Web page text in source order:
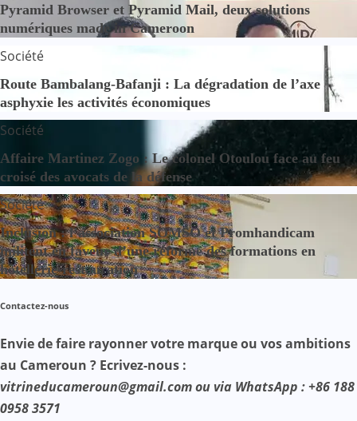
Pyramid Browser et Pyramid Mail, deux solutions
numériques made in Cameroon
Société
Route Bambalang-Bafanji : La dégradation de l’axe
asphyxie les activités économiques
Société
Affaire Martinez Zogo : Le colonel Otoulou face au feu
croisé des avocats de la défense
Société
Inclusion : l’association SOMSO et Promhandicam
militent en faveur d’une réforme des formations en
hôtellerie-restauration
Contactez-nous
Envie de faire rayonner votre marque ou vos ambitions
au Cameroun ? Ecrivez-nous :
vitrineducameroun@gmail.com ou via WhatsApp : +86 188
0958 3571